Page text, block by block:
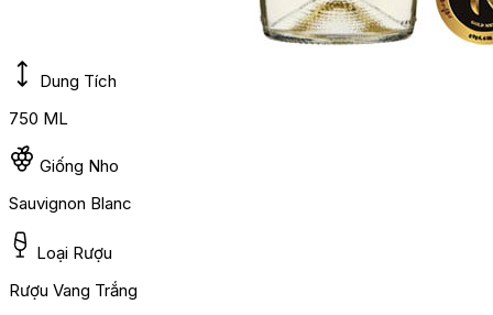
Dung Tích
750 ML
Giống Nho
Sauvignon Blanc
Loại Rượu
Rượu Vang Trắng